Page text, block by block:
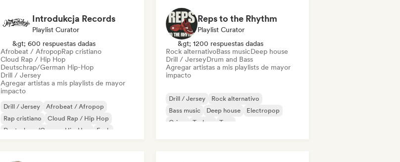
Introdukcja Records
Playlist Curator
&gt; 600 respuestas dadas
Afrobeat / AfropopRap cristiano
Cloud Rap / Hip Hop
Deutschrap/German Hip-Hop
Drill / Jersey
Agregar artistas a mis playlists de mayor
impacto
Drill / Jersey
Afrobeat / Afropop
Rap cristiano
Cloud Rap / Hip Hop
Deutschrap/German Hip-Hop
Funk
Reps to the Rhythm
Playlist Curator
&gt; 1200 respuestas dadas
Rock alternativoBass musicDeep house
Drill / JerseyDrum and Bass
Agregar artistas a mis playlists de mayor
impacto
Drill / Jersey
Rock alternativo
Bass music
Deep house
Electropop
Grime
Techno Trap